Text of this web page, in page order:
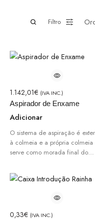
Filtro
1.142,01€ (IVA INC.)
Aspirador de Enxame
Adicionar
O sistema de aspiração é
à colmeia e a própria colmeia
serve como morada final do…
0,33€ (IVA INC.)